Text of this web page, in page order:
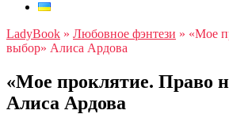
LadyBook » Любовное фэнтези » «Мое
выбор» Алиса Ардова
«Мое проклятие. Право
Алиса Ардова